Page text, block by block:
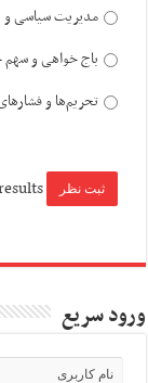
مدیریت سیاسی و
باج خواهی و سهم
تحریم‌ها و
ورود سریع